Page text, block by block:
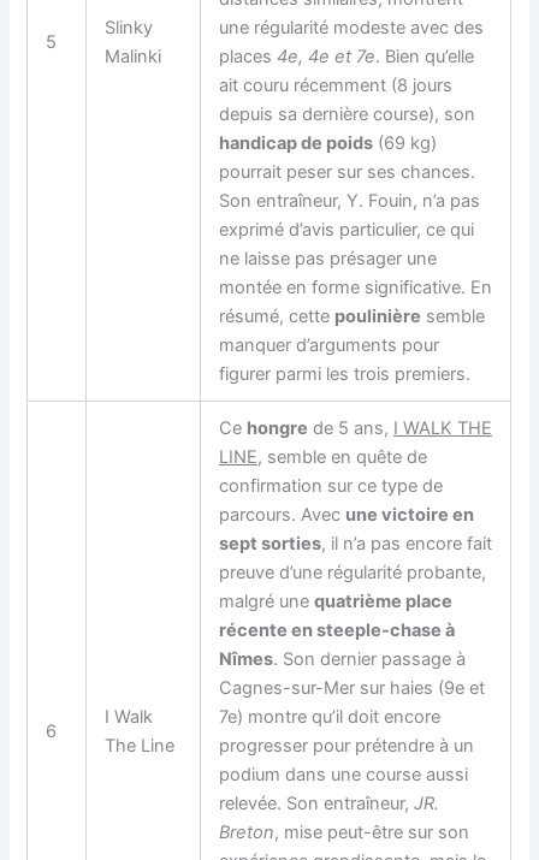
5
Slinky
Malinki
une régularité modeste avec des
places4e, 4e et 7e. Bien qu’elle
ait couru récemment (8 jours
depuis sa dernière course), son
handicap de poids (69 kg)
pourrait peser sur ses chances.
Son entraîneur, Y. Fouin, n’a pas
exprimé d’avis particulier, ce qui
ne laisse pas présager une
montée en forme significative. En
résumé, cette poulinière semble
manquer d’arguments pour
figurer parmi les trois premiers.
6
I Walk
The Line
Ce hongre de 5 ans, I WALK THE
LINE, semble en quête de
confirmation sur ce type de
parcours. Avec une victoire en
sept sorties, il n’a pas encore fait
preuve d’une régularité probante,
malgré unequatrième place
récente en steeple-chase à
Nîmes. Son dernier passage à
Cagnes-sur-Mer sur haies (9e et
7e) montre qu’il doit encore
progresser pour prétendre à un
podium dans une course aussi
relevée. Son entraîneur,JR.
Breton, mise peut-être sur son